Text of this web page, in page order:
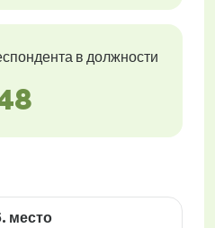
в должности
место